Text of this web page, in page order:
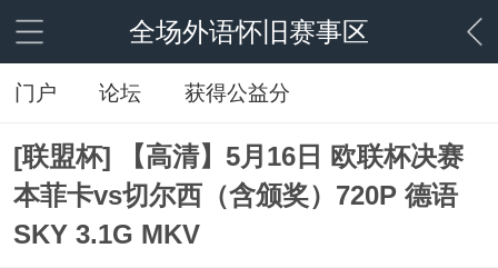
全场外语怀旧赛事区
门户 论坛 获得公益分
[联盟杯] 【高清】5月16日 欧联杯决赛
本菲卡vs切尔西（含颁奖）720P 德语
SKY 3.1G MKV